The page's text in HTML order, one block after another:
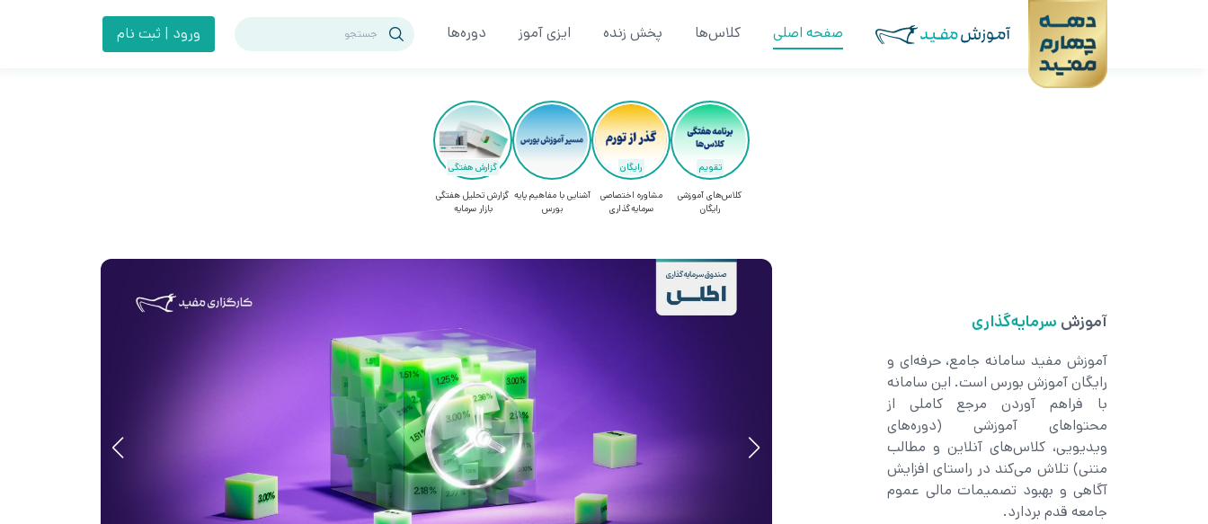
صفحه اصلی کلاس‌ها پخش زنده ایزی آموز دوره‌ها ورود | ثبت نام
تقویم
کلاس‌های آموزشی
رایگان
رایگان
مشاوره اختصاصی
سرمایه‌گذاری
آشنایی با مفاهیم پایه
بورس
گزارش هفتگی
گزارش تحلیل هفتگی
بازار سرمایه
آموزش معامله‌گری
آموزش مفید سامانه جامع، حرفه‌ای و
رایگان آموزش بورس است. این سامانه
با فراهم آوردن مرجع کاملی از
محتواهای آموزشی (دوره‌های
ویدیویی، کلاس‌های آنلاین و مطالب
متنی) تلاش می‌کند در راستای افزایش
آگاهی و بهبود تصمیمات مالی عموم
جامعه قدم بردارد.